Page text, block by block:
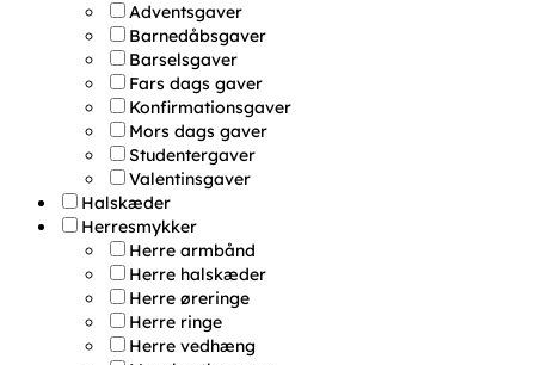
Adventsgaver
Barnedåbsgaver
Barselsgaver
Fars dags gaver
Konfirmationsgaver
Mors dags gaver
Studentergaver
Valentinsgaver
Halskæder
Herresmykker
Herre armbånd
Herre halskæder
Herre øreringe
Herre ringe
Herre vedhæng